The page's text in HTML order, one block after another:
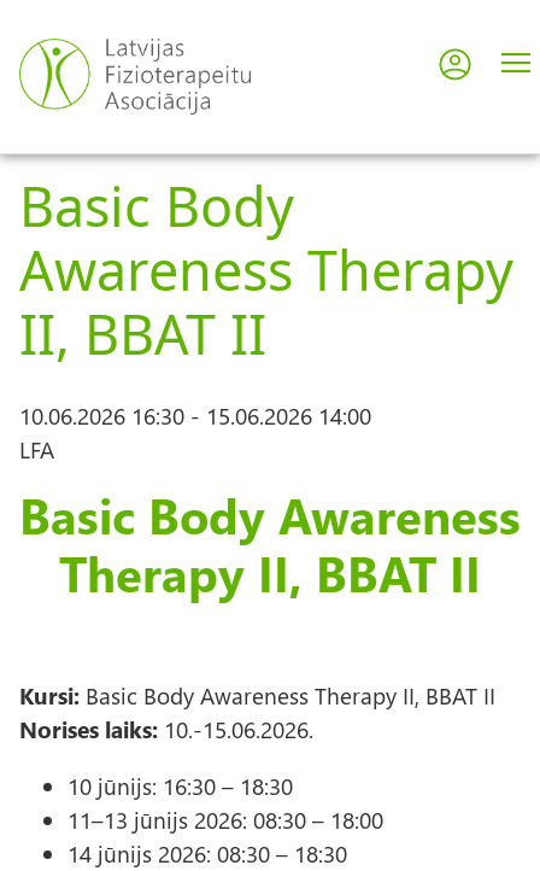
uz
galveno
saturu
User
Basic Body
Awareness Therapy
II, BBAT II
10.06.2026 16:30 - 15.06.2026 14:00
LFA
Basic Body Awareness
Therapy II, BBAT II
Kursi: Basic Body Awareness Therapy II, BBAT II
Norises laiks: 10.-15.06.2026.
10 jūnijs: 16:30 – 18:30
11–13 jūnijs 2026: 08:30 – 18:00
14 jūnijs 2026: 08:30 – 18:30